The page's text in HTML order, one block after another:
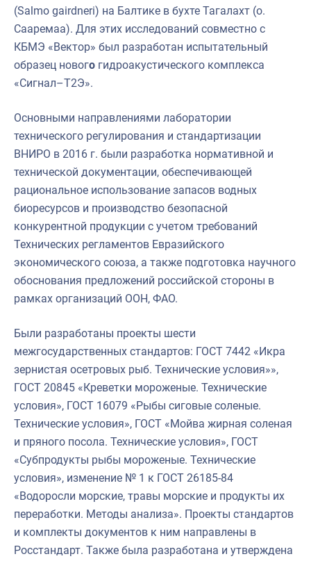
(Salmo gairdneri) на Балтике в бухте Тагалахт (о.
Сааремаа). Для этих исследований совместно с
КБМЭ «Вектор» был разработан испытательный
образец нового гидроакустического комплекса
«Сигнал–Т2Э».
Основными направлениями лаборатории
технического регулирования и стандартизации
ВНИРО в 2016 г. были разработка нормативной и
технической документации, обеспечивающей
рациональное использование запасов водных
биоресурсов и производство безопасной
конкурентной продукции с учетом требований
Технических регламентов Евразийского
экономического союза, а также подготовка научного
обоснования предложений российской стороны в
рамках организаций ООН, ФАО.
Были разработаны проекты шести
межгосударственных стандартов: ГОСТ 7442 «Икра
зернистая осетровых рыб. Технические условия»»,
ГОСТ 20845 «Креветки мороженые. Технические
условия», ГОСТ 16079 «Рыбы сиговые соленые.
Технические условия», ГОСТ «Мойва жирная соленая
и пряного посола. Технические условия», ГОСТ
«Субпродукты рыбы мороженые. Технические
условия», изменение № 1 к ГОСТ 26185-84
«Водоросли морские, травы морские и продукты их
переработки. Методы анализа». Проекты стандартов
и комплекты документов к ним направлены в
Росстандарт. Также была разработана и утверждена